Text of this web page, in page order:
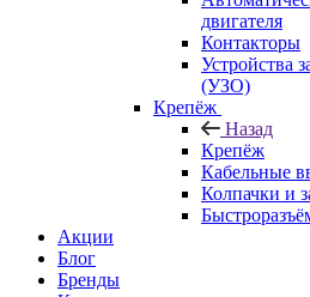
двигателя
Контакторы
Устройства
(УЗО)
Крепёж
Назад
Крепёж
Кабельные
Колпачки и
Акции
Блог
Бренды